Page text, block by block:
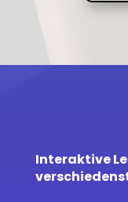
Interaktive